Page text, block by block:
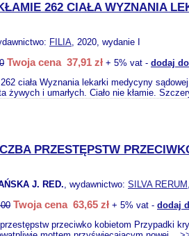
262 CIAŁA WYZNANIA
FILIA, 2020, wydanie I
Twoja cena 37,91 zł + 5% vat - dodaj
262 ciała Wyznania lekarki medycyny
żywych i umarłych. Ciało nie kłamie.
PRZESTĘPSTW
J. RED., wydawnictwo: SILVA RERUM
Twoja cena 63,65 zł + 5% vat - dodaj
przeciwko kobietom Przypadki